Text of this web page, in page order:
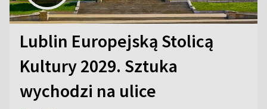
Lublin Europejską Stolicą
Kultury 2029. Sztuka
wychodzi na ulice